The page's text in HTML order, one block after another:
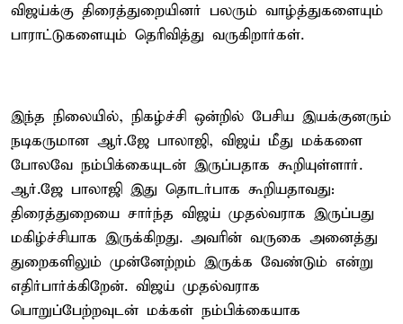
விஜய்க்கு திரைத்துறையினர் பலரும் வாழ்த்துகளையும்
பாராட்டுகளையும் தெரிவித்து வருகிறார்கள்.
இந்த நிலையில், நிகழ்ச்சி ஒன்றில் பேசிய இயக்குனரும்
நடிகருமான ஆர்.ஜே பாலாஜி, விஜய் மீது மக்களை
போலவே நம்பிக்கையுடன் இருப்பதாக கூறியுள்ளார்.
ஆர்.ஜே பாலாஜி இது தொடர்பாக கூறியதாவது:
திரைத்துறையை சார்ந்த விஜய் முதல்வராக இருப்பது
மகிழ்ச்சியாக இருக்கிறது. அவரின் வருகை அனைத்து
துறைகளிலும் முன்னேற்றம் இருக்க வேண்டும் என்று
எதிர்பார்க்கிறேன். விஜய் முதல்வராக
பொறுப்பேற்றவுடன் மக்கள் நம்பிக்கையாக